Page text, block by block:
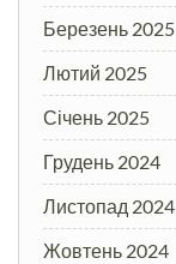
Березень 2025
Лютий 2025
Січень 2025
Грудень 2024
Листопад 2024
Жовтень 2024